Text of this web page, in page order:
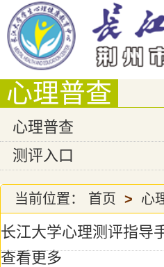
心理普查
心理普查
测评入口
当前位置： 首页 > 心
长江大学心理测评指导
查看更多